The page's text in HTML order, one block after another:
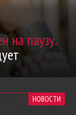
на паузу.
НОВОСТИ